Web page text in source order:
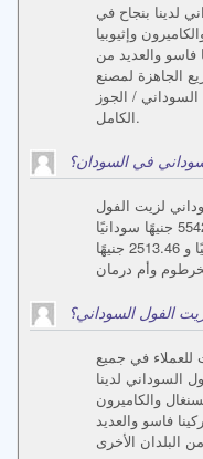
لدينا بنجاح في
وإثيوبيا
فاسو والعديد من
الجاهزة لمصنع
/ الجوز
الكامل.
في السودان؟
لزيت الفول
السوداني بين 2951.81 جنيهًا سودانيًا و 5542.17 جنيهًا سودانيًا
للكيلوغرام أو بين 1338.69 جنيهًا سودانيًا و 2513.46 جنيهًا
الفول السوداني؟
للعملاء في جميع
السوداني لدينا
والكاميرون
فاسو والعديد